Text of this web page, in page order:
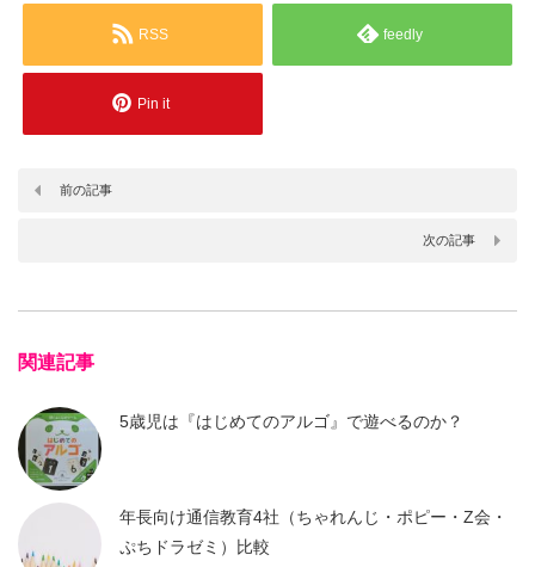
RSS feedly
Pin it
前の記事
次の記事
関連記事
5歳児は『はじめてのアルゴ』で遊べるのか？
年長向け通信教育4社（ちゃれんじ・ポピー・Z会・
ぷちドラゼミ）比較